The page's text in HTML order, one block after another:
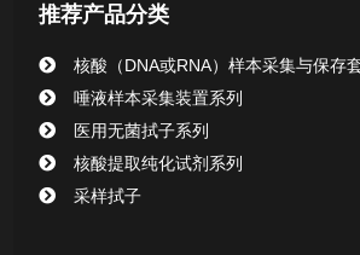
核酸提取或纯化试剂
清洁验证棉签系列
动物检测试剂
推荐产品分类
核酸（DNA或RNA）样本采集与保存
唾液样本采集装置系列
医用无菌拭子系列
核酸提取纯化试剂系列
采样拭子